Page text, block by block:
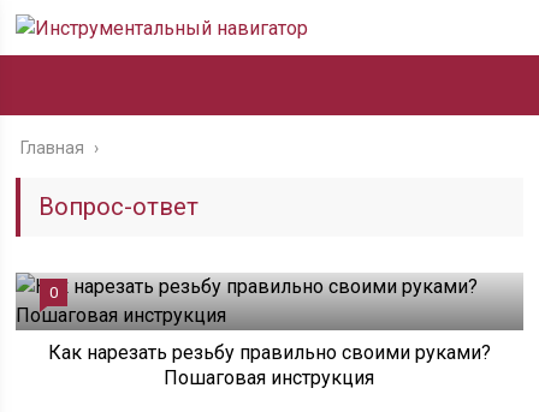
Главная ›
Вопрос-ответ
0
Как нарезать резьбу правильно своими руками?
Пошаговая инструкция